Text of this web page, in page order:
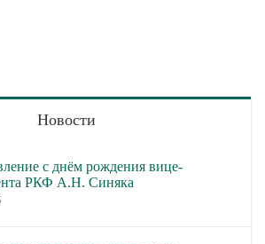
Новости
с днём рождения вице-
РКФ А.Н. Синяка